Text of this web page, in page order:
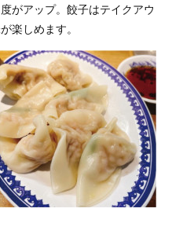
がアップ。餃子はテイクアウ
楽しめます。